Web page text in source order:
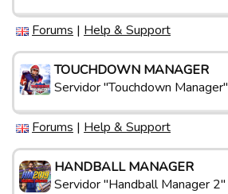
Forums | Help & Support
TOUCHDOWN MANAGER
Servidor "Touchdown Manager"
Forums | Help & Support
HANDBALL MANAGER
Servidor "Handball Manager 2"